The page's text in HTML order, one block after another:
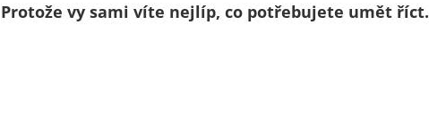
Protože vy sami víte nejlíp, co potřebujete umět říct.